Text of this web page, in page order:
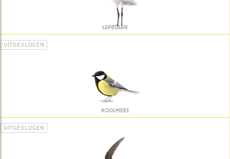
LEPELAAR
UITGEVLOGEN
KOOLMEES
UITGEVLOGEN